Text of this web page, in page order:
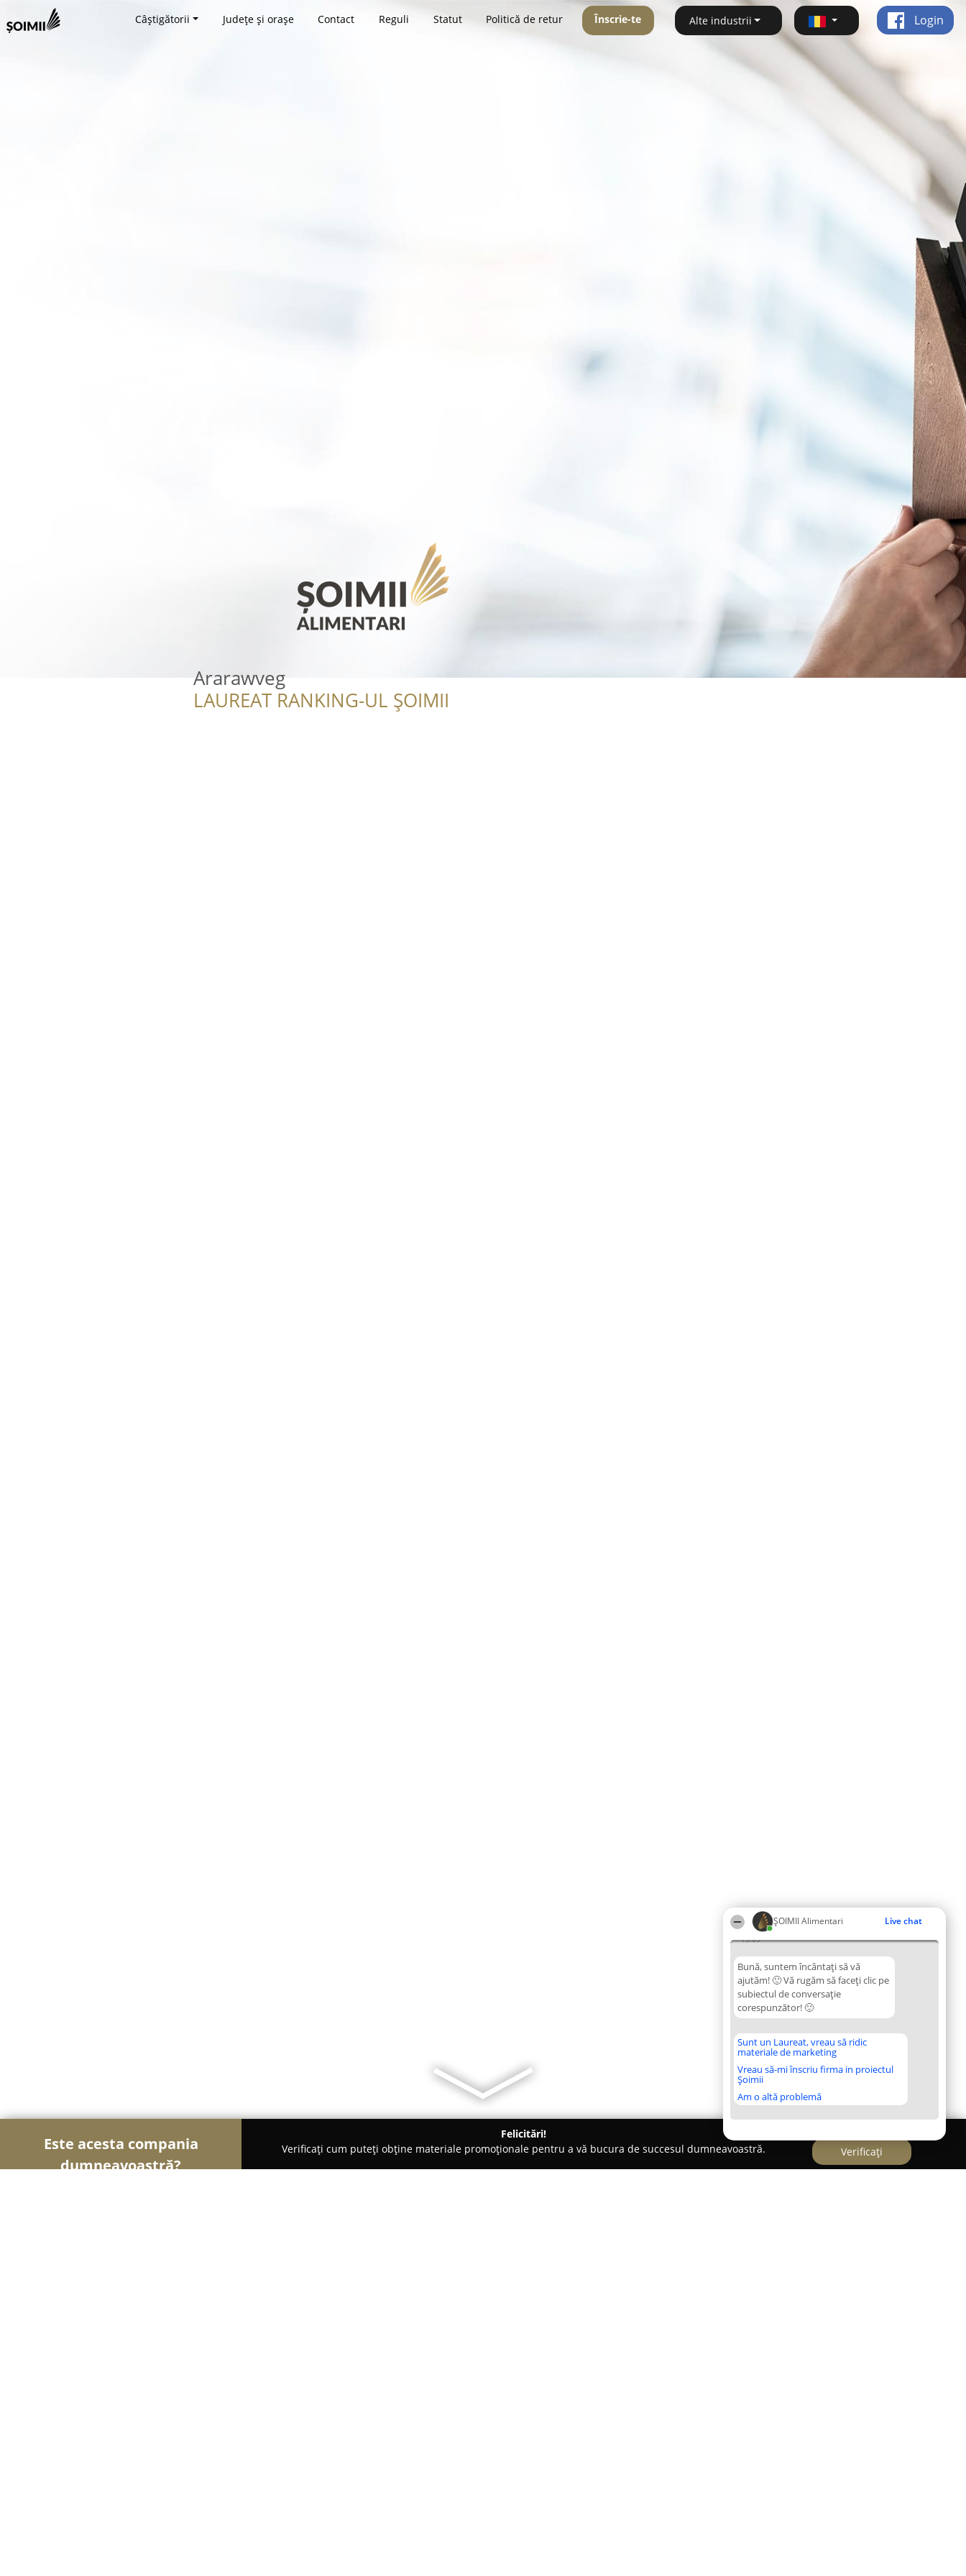
ŞOIMII Alimentari Live chat
13:09
Bună, suntem încântați să vă
ajutăm! 🙂 Vă rugăm să faceți clic pe
subiectul de conversație
corespunzător! 🙂
Sunt un Laureat, vreau să ridic
materiale de marketing
Vreau să-mi înscriu firma in proiectul
Șoimii
Am o altă problemă
Câștigătorii Județe și orașe Contact Reguli Statut Politică de retur Înscrie-te Alte industrii Login
Ararawveg
LAUREAT RANKING-UL ȘOIMII
Este acesta compania
dumneavoastră?
Felicitări!
Verificați cum puteți obține materiale promoționale pentru a vă bucura de succesul dumneavoastră.
Verificați